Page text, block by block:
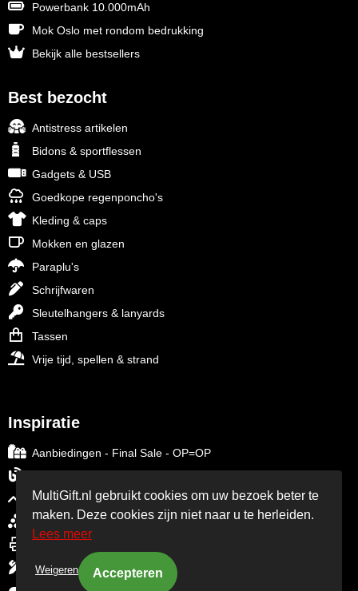
Powerbank 10.000mAh
Mok Oslo met rondom bedrukking
Bekijk alle bestsellers
Best bezocht
Antistress artikelen
Bidons & sportflessen
Gadgets & USB
Goedkope regenponcho's
Kleding & caps
Mokken en glazen
Paraplu's
Schrijfwaren
Sleutelhangers & lanyards
Tassen
Vrije tijd, spellen & strand
Inspiratie
Aanbiedingen - Final Sale - OP=OP
Trends in relatiegeschenken
Relatiegeschenken per thema
Custom made relatiegeschenken
MultiGift.nl gebruikt cookies om uw bezoek beter te
maken. Deze cookies zijn niet naar u te herleiden.
Lees meer
Weigeren